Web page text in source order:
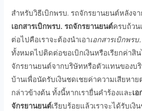
สำหรับวิธีเบิกพรบ. รถจักรยานยนต์หลังจา
เอกสารเบิกพรบ. รถจักรยานยนต์ครบถ้ว
ต่อไปคือเราจะต้องนำเอาเอกสารเบิกพร
ทั้งหมดไปติดต่อขอเบิกเงินหรือเรียกค่าสิ
จักรยานยนต์จากบริษัทหรือตัวแทนของบ
บ้านเพื่อนัดรับเงินชดเชยค่าความเสียหา
กล่าวข้างต้น ทั้งนี้หากเรายื่นคำร้องและเ
จักรยานยนต์เรียบร้อยแล้วเราจะได้รับเงิ